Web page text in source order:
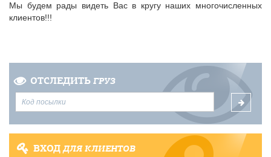
Мы будем рады видеть Вас в кругу наших многочисленных
клиентов!!!
ОТСЛЕДИТЬ ГРУЗ
ВХОДДЛЯ КЛИЕНТОВ